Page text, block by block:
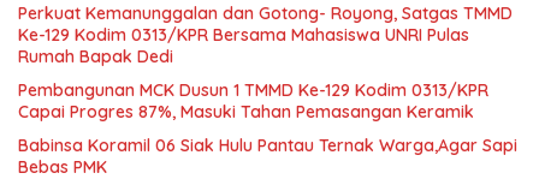
Perkuat Kemanunggalan dan Gotong- Royong, Satgas TMMD
Ke-129 Kodim 0313/KPR Bersama Mahasiswa UNRI Pulas
Rumah Bapak Dedi
Pembangunan MCK Dusun 1 TMMD Ke-129 Kodim 0313/KPR
Capai Progres 87%, Masuki Tahan Pemasangan Keramik
Babinsa Koramil 06 Siak Hulu Pantau Ternak Warga,Agar Sapi
Bebas PMK